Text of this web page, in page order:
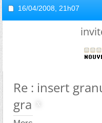
16/04/2008, 21h07
Re : insert
granulor